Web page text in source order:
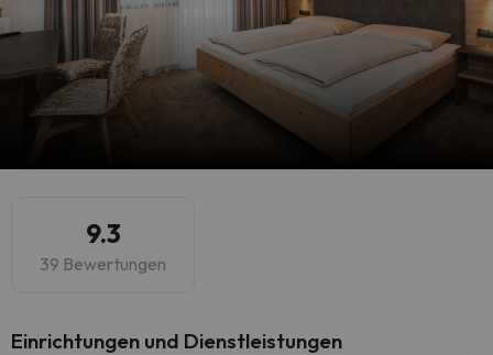
9.3
39 Bewertungen
​Einrichtungen und Dienstleistungen